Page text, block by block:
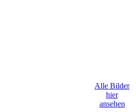
Alle Bilder
hier
ansehen